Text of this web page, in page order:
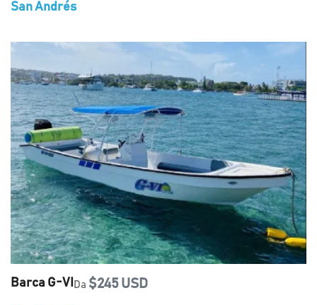
San Andrés
Barca G-VI Da $245 USD